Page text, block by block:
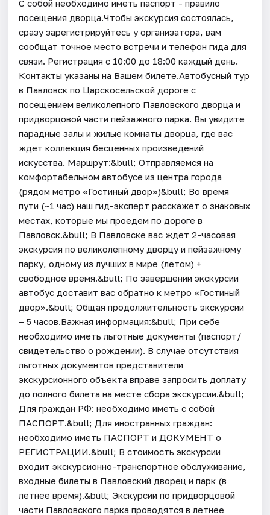
С собой необходимо иметь паспорт - правило
посещения дворца.Чтобы экскурсия состоялась,
сразу зарегистрируйтесь у организатора, вам
сообщат точное место встречи и телефон гида для
связи. Регистрация с 10:00 до 18:00 каждый день.
Контакты указаны на Вашем билете.Автобусный тур
в Павловск по Царскосельской дороге с
посещением великолепного Павловского дворца и
придворцовой части пейзажного парка. Вы увидите
парадные залы и жилые комнаты дворца, где вас
ждет коллекция бесценных произведений
искусства. Маршрут:&bull; Отправляемся на
комфортабельном автобусе из центра города
(рядом метро «Гостиный двор»)&bull; Во время
пути (~1 час) наш гид-эксперт расскажет о знаковых
местах, которые мы проедем по дороге в
Павловск.&bull; В Павловске вас ждет 2-часовая
экскурсия по великолепному дворцу и пейзажному
парку, одному из лучших в мире (летом) +
свободное время.&bull; По завершении экскурсии
автобус доставит вас обратно к метро «Гостиный
двор».&bull; Общая продолжительность экскурсии
– 5 часов.Важная информация:&bull; При себе
необходимо иметь льготные документы (паспорт/
свидетельство о рождении). В случае отсутствия
льготных документов представители
экскурсионного объекта вправе запросить доплату
до полного билета на месте сбора экскурсии.&bull;
Для граждан РФ: необходимо иметь с собой
ПАСПОРТ.&bull; Для иностранных граждан:
необходимо иметь ПАСПОРТ и ДОКУМЕНТ о
РЕГИСТРАЦИИ.&bull; В стоимость экскурсии
входит экскурсионно-транспортное обслуживание,
входные билеты в Павловский дворец и парк (в
летнее время).&bull; Экскурсии по придворцовой
части Павловского парка проводятся в летнее